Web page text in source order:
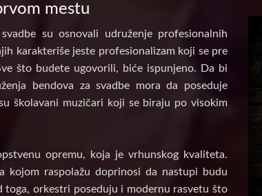
mestu
su osnovali udruženje profesionalnih
karakteriše jeste profesionalizam koji se pre
što budete ugovorili, biće ispunjeno. Da bi
bendova za svadbe mora da poseduje
školavani muzičari koji se biraju po visokim
opremu, koja je vrhunskog kvaliteta.
kojom raspolažu doprinosi da nastupi budu
toga, orkestri poseduju i modernu rasvetu što